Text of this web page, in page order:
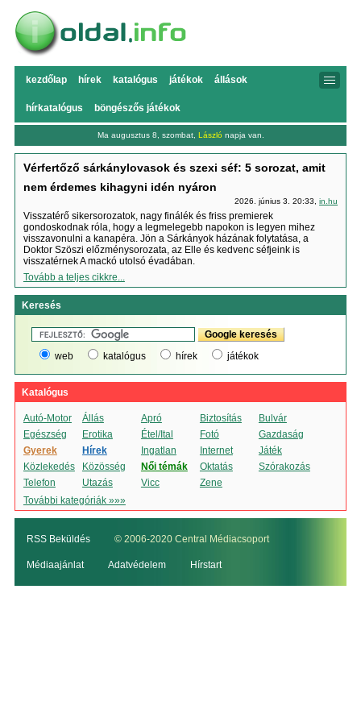
kezdőlap hírek katalógus játékok állások
hírkatalógus böngészős játékok
Ma augusztus 8, szombat, László napja van.
Vérfertőző sárkánylovasok és szexi séf: 5 sorozat, amit
nem érdemes kihagyni idén nyáron
2026. június 3. 20:33,in.hu
Visszatérő sikersorozatok, nagy finálék és friss premierek
gondoskodnak róla, hogy a legmelegebb napokon is legyen mihez
visszavonulni a kanapéra. Jön a Sárkányok házának folytatása, a
Doktor Szöszi előzménysorozata, az Elle és kedvenc séfjeink is
visszatérnek A mackó utolsó évadában.
Tovább a teljes cikkre...
Keresés
web katalógus hírek játékok
Katalógus
Autó-Motor Állás Apró Biztosítás
Bulvár
Egészség
Erotika Étel/Ital Fotó
Gazdaság
Gyerek
Hírek Ingatlan Internet
Játék
Közlekedés
Közösség Női témák Oktatás
Szórakozás
Telefon
Utazás Vicc
Zene
További kategóriák »»»
RSS Beküldés © 2006-2020 Central Médiacsoport
Médiaajánlat Adatvédelem Hírstart